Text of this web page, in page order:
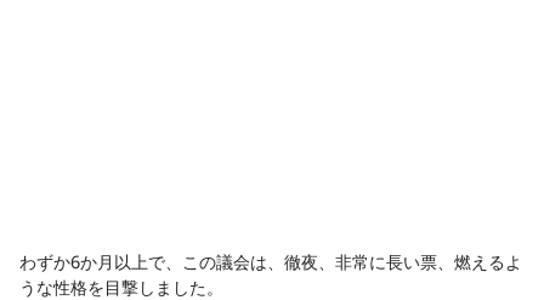
わずか6か月以上で、この議会は、徹夜、非常に長い票、燃えるよ
うな性格を目撃しました。